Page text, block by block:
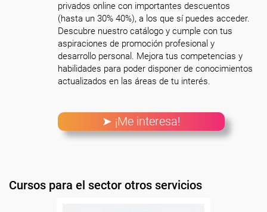
privados online con importantes descuentos
(hasta un 30% 40%), a los que sí puedes acceder.
Descubre nuestro catálogo y cumple con tus
aspiraciones de promoción profesional y
desarrollo personal. Mejora tus competencias y
habilidades para poder disponer de conocimientos
actualizados en las áreas de tu interés.
➤ ¡Me interesa!
Cursos para el sector otros servicios